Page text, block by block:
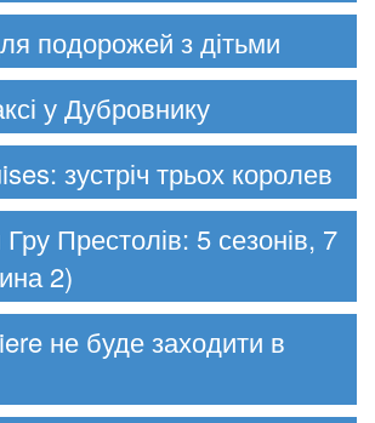
подорожей з дітьми
у Дубровнику
зустріч трьох королев
Престолів: 5 сезонів, 7
2)
не буде заходити в